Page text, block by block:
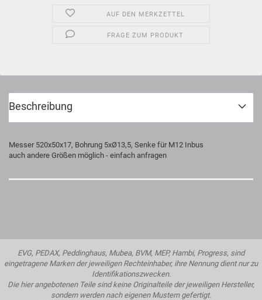
AUF DEN MERKZETTEL
FRAGE ZUM PRODUKT
Beschreibung
Messer 520x50x17, Bohrung 5xØ13,5, Senke für M12 Inbus
auch andere Größen möglich - einfach anfragen
EVG, PEDAX, Peddinghaus, Mubea, BVM, MEP, Hambi, Progress, sind
eingetragene Marken der jeweiligen Rechteinhaber, ihre Nennung dient nur zu
Identifikationszwecken.
Die hier angebotenen Teile sind keine Originalteile der jeweiligen Hersteller,
sondern werden nach eigenen Mustern gefertigt.